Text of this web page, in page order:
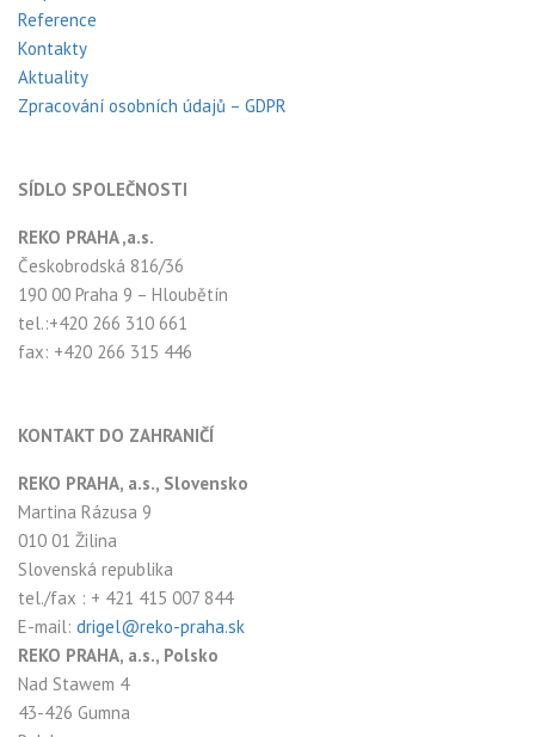
Reference
Kontakty
Aktuality
Zpracování osobních údajů – GDPR
SÍDLO SPOLEČNOSTI
REKO PRAHA ,a.s.
Českobrodská 816/36
190 00 Praha 9 – Hloubětín
tel.:+420 266 310 661
fax: +420 266 315 446
KONTAKT DO ZAHRANIČÍ
REKO PRAHA, a.s., Slovensko
Martina Rázusa 9
010 01 Žilina
Slovenská republika
tel./fax : + 421 415 007 844
E-mail: drigel@reko-praha.sk
REKO PRAHA, a.s., Polsko
Nad Stawem 4
43-426 Gumna